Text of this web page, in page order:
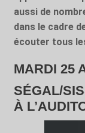
aussi de
dans le cadre
écouter tous
MARDI 25
SÉGAL/
À